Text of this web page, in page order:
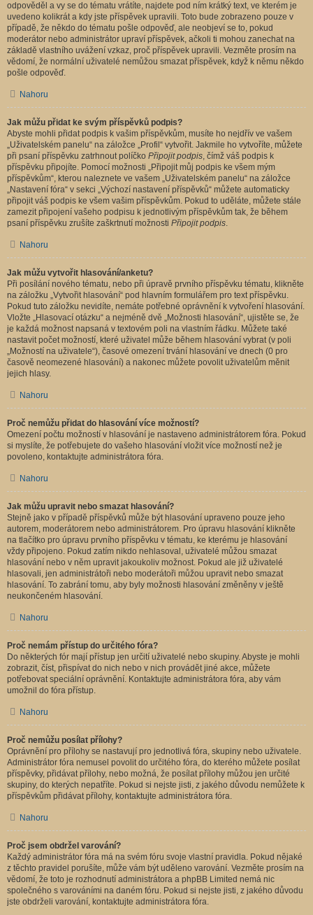
odpověděl a vy se do tématu vrátíte, najdete pod ním krátký text, ve kterém je
uvedeno kolikrát a kdy jste příspěvek upravili. Toto bude zobrazeno pouze v
případě, že někdo do tématu pošle odpověď, ale neobjeví se to, pokud
moderátor nebo administrátor upraví příspěvek, ačkoli ti mohou zanechat na
základě vlastního uvážení vzkaz, proč příspěvek upravili. Vezměte prosím na
vědomí, že normální uživatelé nemůžou smazat příspěvek, když k němu někdo
pošle odpověď.
Nahoru
Jak můžu přidat ke svým příspěvků podpis?
Abyste mohli přidat podpis k vašim příspěvkům, musíte ho nejdřív ve vašem
„Uživatelském panelu“ na záložce „Profil“ vytvořit. Jakmile ho vytvoříte, můžete
při psaní příspěvku zatrhnout políčko Připojit podpis, čímž váš podpis k
příspěvku připojíte. Pomocí možnosti „Připojit můj podpis ke všem mým
příspěvkům“, kterou naleznete ve vašem „Uživatelském panelu“ na záložce
„Nastavení fóra“ v sekci „Výchozí nastavení příspěvků“ můžete automaticky
připojit váš podpis ke všem vašim příspěvkům. Pokud to uděláte, můžete stále
zamezit připojení vašeho podpisu k jednotlivým příspěvkům tak, že během
psaní příspěvku zrušíte zaškrtnutí možnosti Připojit podpis.
Nahoru
Jak můžu vytvořit hlasování/anketu?
Při posílání nového tématu, nebo při úpravě prvního příspěvku tématu, klikněte
na záložku „Vytvořit hlasování“ pod hlavním formulářem pro text příspěvku.
Pokud tuto záložku nevidíte, nemáte potřebné oprávnění k vytvoření hlasování.
Vložte „Hlasovací otázku“ a nejméně dvě „Možnosti hlasování“, ujistěte se, že
je každá možnost napsaná v textovém poli na vlastním řádku. Můžete také
nastavit počet možností, které uživatel může během hlasování vybrat (v poli
„Možností na uživatele“), časové omezení trvání hlasování ve dnech (0 pro
časově neomezené hlasování) a nakonec můžete povolit uživatelům měnit
jejich hlasy.
Nahoru
Proč nemůžu přidat do hlasování více možností?
Omezení počtu možností v hlasování je nastaveno administrátorem fóra. Pokud
si myslíte, že potřebujete do vašeho hlasování vložit více možností než je
povoleno, kontaktujte administrátora fóra.
Nahoru
Jak můžu upravit nebo smazat hlasování?
Stejně jako v případě příspěvků může být hlasování upraveno pouze jeho
autorem, moderátorem nebo administrátorem. Pro úpravu hlasování klikněte
na tlačítko pro úpravu prvního příspěvku v tématu, ke kterému je hlasování
vždy připojeno. Pokud zatím nikdo nehlasoval, uživatelé můžou smazat
hlasování nebo v něm upravit jakoukoliv možnost. Pokud ale již uživatelé
hlasovali, jen administrátoři nebo moderátoři můžou upravit nebo smazat
hlasování. To zabrání tomu, aby byly možnosti hlasování změněny v ještě
neukončeném hlasování.
Nahoru
Proč nemám přístup do určitého fóra?
Do některých fór mají přístup jen určití uživatelé nebo skupiny. Abyste je mohli
zobrazit, číst, přispívat do nich nebo v nich provádět jiné akce, můžete
potřebovat speciální oprávnění. Kontaktujte administrátora fóra, aby vám
umožnil do fóra přístup.
Nahoru
Proč nemůžu posílat přílohy?
Oprávnění pro přílohy se nastavují pro jednotlivá fóra, skupiny nebo uživatele.
Administrátor fóra nemusel povolit do určitého fóra, do kterého můžete posílat
příspěvky, přidávat přílohy, nebo možná, že posílat přílohy můžou jen určité
skupiny, do kterých nepatříte. Pokud si nejste jisti, z jakého důvodu nemůžete k
příspěvkům přidávat přílohy, kontaktujte administrátora fóra.
Nahoru
Proč jsem obdržel varování?
Každý administrátor fóra má na svém fóru svoje vlastní pravidla. Pokud nějaké
z těchto pravidel porušíte, může vám být uděleno varování. Vezměte prosím na
vědomí, že toto je rozhodnutí administrátora a phpBB Limited nemá nic
společného s varováními na daném fóru. Pokud si nejste jisti, z jakého důvodu
jste obdrželi varování, kontaktujte administrátora fóra.